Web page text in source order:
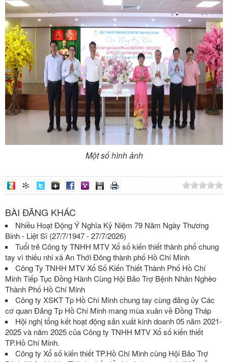
Một số hình ảnh
BÀI ĐĂNG KHÁC
Nhiều Hoạt Động Ý Nghĩa Kỷ Niệm 79 Năm Ngày Thương
Binh - Liệt Sĩ (27/7/1947 - 27/7/2026)
Tuổi trẻ Công ty TNHH MTV Xổ số kiến thiết thành phố chung
tay vì thiếu nhi xã An Thới Đông thành phố Hồ Chí Minh
Công Ty TNHH MTV Xổ Số Kiến Thiết Thành Phố Hồ Chí
Minh Tiếp Tục Đồng Hành Cùng Hội Bảo Trợ Bệnh Nhân Nghèo
Thành Phố Hồ Chí Minh
Công ty XSKT Tp Hồ Chí Minh chung tay cùng đảng ủy Các
cơ quan Đảng Tp Hồ Chí Minh mang mùa xuân về Đồng Tháp
Hội nghị tổng kết hoạt động sản xuất kinh doanh 05 năm 2021-
2025 và năm 2025 của Công ty TNHH MTV Xổ số kiến thiết
TP.Hồ Chí Minh.
Công ty Xổ số kiến thiết TP.Hồ Chí Minh cùng Hội Bảo Trợ